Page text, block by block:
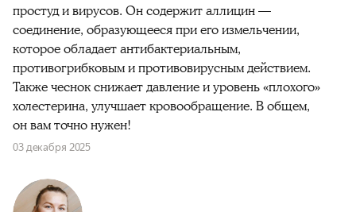
простуд и вирусов. Он содержит аллицин —
соединение, образующееся при его измельчении,
которое обладает антибактериальным,
противогрибковым и противовирусным действием.
Также чеснок снижает давление и уровень «плохого»
холестерина, улучшает кровообращение. В общем,
он вам точно нужен!
03 декабря 2025